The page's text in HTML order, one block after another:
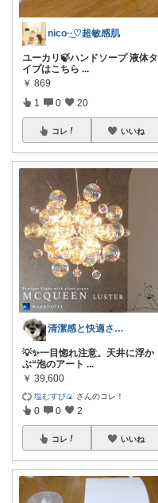
nico·͜·♡超敏感肌
ユーカリ🍃ハンドソープ 液体タ
イプはこちら ...
￥ 869
1 0 20
コレ いいね
清潔感と快適さを整える大人のインテリア部
💡✨一目惚れ注意。天井に浮か
ぶ“泡のアート ...
￥ 39,600
塩むすび🍙 さんのコレ！
0 0 2
コレ いいね